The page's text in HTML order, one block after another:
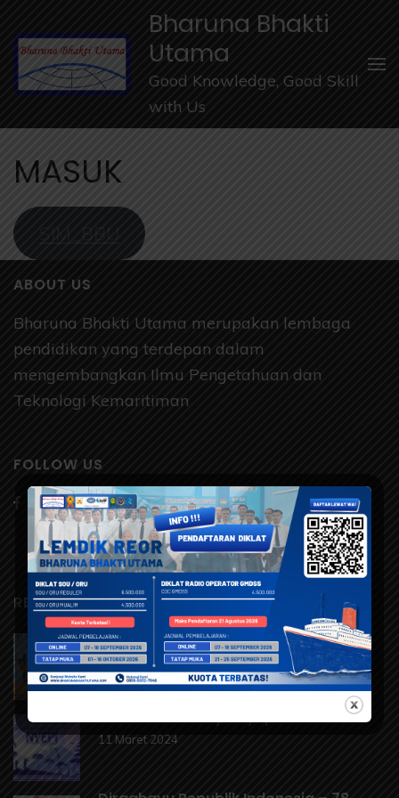
ke
konten
(Tekan
Bharuna Bhakti
Utama
Good Knowledge, Good Skill
with Us
MASUK
ABOUT US
Bharuna Bhakti Utama merupakan lembaga
pendidikan yang terdepan dalam
mengembangkan Ilmu Pengetahuan dan
Teknologi Kemaritiman
FOLLOW US
RECENT POSTS
KENAIKAN ISA AL-MASIH 2024
9 Mei 2024
Selamat Hari Raya Nyepi 2024
11 Maret 2024